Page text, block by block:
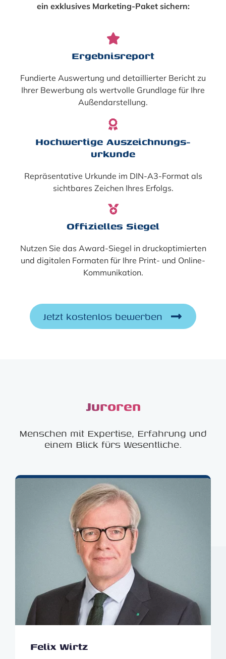
ein exklusives Marketing-Paket sichern:
Ergebnisreport
Fundierte Auswertung und detaillierter Bericht zu
Ihrer Bewerbung als wertvolle Grundlage für Ihre
Außendarstellung.
Hochwertige Auszeichnungs-
urkunde
Repräsentative Urkunde im DIN-A3-Format als
sichtbares Zeichen Ihres Erfolgs.
Offizielles Siegel
Nutzen Sie das Award-Siegel in druckoptimierten
und digitalen Formaten für Ihre Print- und Online-
Kommunikation.
Jetzt kostenlos bewerben
Juroren
Menschen mit Expertise, Erfahrung und
einem Blick fürs Wesentliche.
Felix Wirtz